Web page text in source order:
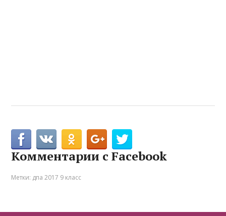
Комментарии с Facebook
Метки: дпа 2017 9 класс